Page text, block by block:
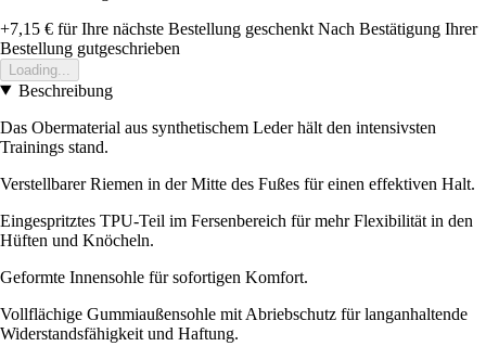
+7,15 € für Ihre nächste Bestellung geschenkt Nach Bestätigung Ihrer
Bestellung gutgeschrieben
Loading...
Beschreibung
Das Obermaterial aus synthetischem Leder hält den intensivsten
Trainings stand.
Verstellbarer Riemen in der Mitte des Fußes für einen effektiven Halt.
Eingespritztes TPU-Teil im Fersenbereich für mehr Flexibilität in den
Hüften und Knöcheln.
Geformte Innensohle für sofortigen Komfort.
Vollflächige Gummiaußensohle mit Abriebschutz für langanhaltende
Widerstandsfähigkeit und Haftung.